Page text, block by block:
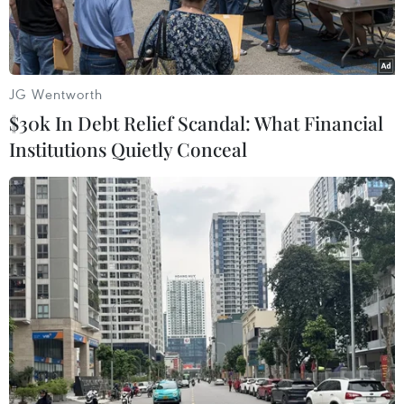
(Ảnh: PV/Vietnam+)
Bảo hiểm xã hội Việt Nam cho biết tính đến
ngày 19/7, toàn quốc đã có trên 26,3 triệu tài
khoản giao dịch điện tử cá nhân được đăng ký,
phê duyệt (dùng để đăng nhập sử dụng ứng
JG Wentworth
$30k In Debt Relief Scandal: What Financial
Institutions Quietly Conceal